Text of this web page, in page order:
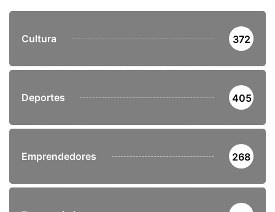
Cultura 372
Deportes 405
Emprendedores 268